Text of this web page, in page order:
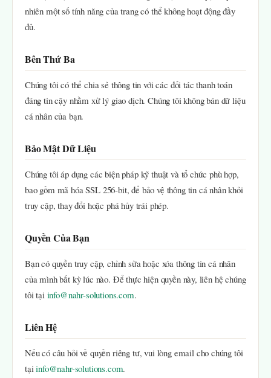
nhiên một số tính năng của trang có thể không hoạt động đầy
đủ.
Bên Thứ Ba
Chúng tôi có thể chia sẻ thông tin với các đối tác thanh toán
đáng tin cậy nhằm xử lý giao dịch. Chúng tôi không bán dữ liệu
cá nhân của bạn.
Bảo Mật Dữ Liệu
Chúng tôi áp dụng các biện pháp kỹ thuật và tổ chức phù hợp,
bao gồm mã hóa SSL 256-bit, để bảo vệ thông tin cá nhân khỏi
truy cập, thay đổi hoặc phá hủy trái phép.
Quyền Của Bạn
Bạn có quyền truy cập, chỉnh sửa hoặc xóa thông tin cá nhân
của mình bất kỳ lúc nào. Để thực hiện quyền này, liên hệ chúng
tôi tại info@nahr-solutions.com.
Liên Hệ
Nếu có câu hỏi về quyền riêng tư, vui lòng email cho chúng tôi
tạiinfo@nahr-solutions.com.